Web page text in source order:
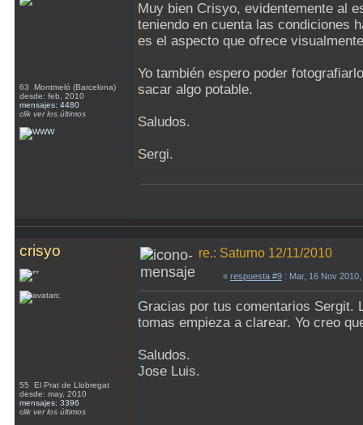
63 Montmeló (Barcelona)
desde: feb, 2010
mensajes: 4480
clik ver los últimos
Muy bien Crisyo, evidentemente al
teniendo en cuenta las condiciones
es el aspecto que ofrece
Yo también espero poder
sacar algo potable.
Saludos.
Sergi.
crisyo
55 El Prat de Llobregat
desde: may, 2010
mensajes: 3396
clik ver los últimos
re.: Saturno 12/11/2010
« respuesta #9 : Mar, 16 Nov
Gracias por tus comentarios Sergit.
tomas empieza a clarear. Yo creo
Saludos.
Jose Luis.